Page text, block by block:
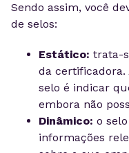
Sendo assim, você
de selos:
Estático: trata-
da certificadora.
selo é indicar
embora não
Dinâmico: o
informações